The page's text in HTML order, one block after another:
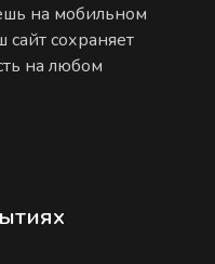
на мобильном
сохраняет
на любом